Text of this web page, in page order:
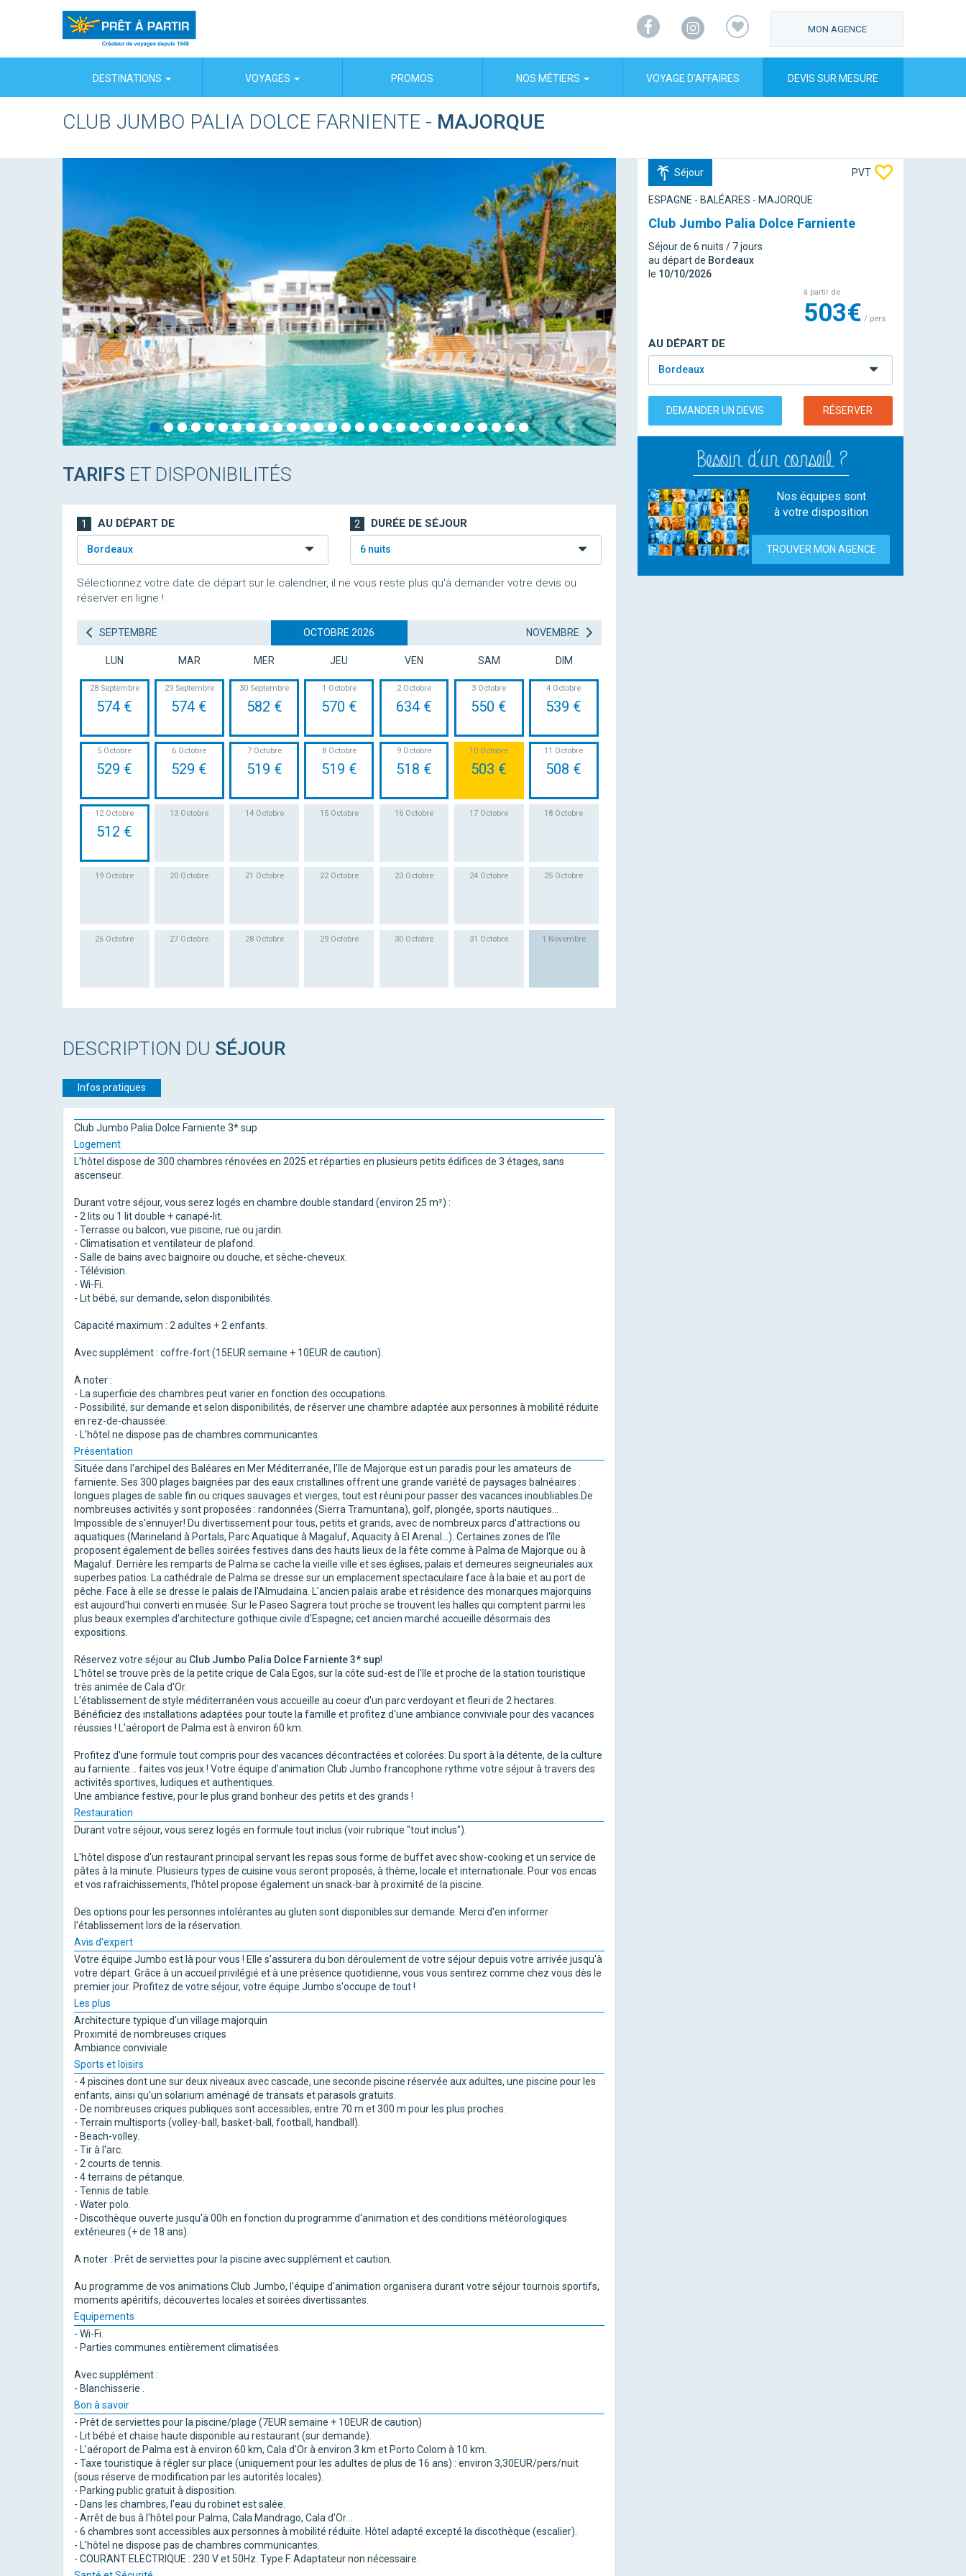
Facebook
Instagram
MON AGENCE
DESTINATIONS VOYAGES PROMOS NOS MÉTIERS VOYAGE D’AFFAIRES DEVIS SUR MESURE
CLUB JUMBO PALIA DOLCE FARNIENTE - MAJORQUE
Séjour PVT
ESPAGNE - BALÉARES - MAJORQUE
Club Jumbo Palia Dolce Farniente
Séjour de 6 nuits / 7 jours
au départ de Bordeaux
le 10/10/2026
à partir de
503€ / pers
AU DÉPART DE
Bordeaux
DEMANDER UN DEVIS RÉSERVER
Nos équipes sont
à votre disposition
TROUVER MON AGENCE
TARIFS ET DISPONIBILITÉS
1 AU DÉPART DE
Bordeaux
2 DURÉE DE SÉJOUR
6 nuits
Sélectionnez votre date de départ sur le calendrier, il ne vous reste plus qu'à demander votre devis ou
réserver en ligne !
SEPTEMBRE OCTOBRE 2026 NOVEMBRE
LUN MAR MER JEU VEN SAM DIM
28 Septembre
574 €
29 Septembre
574 €
30 Septembre
582 €
1 Octobre
570 €
2 Octobre
634 €
3 Octobre
550 €
4 Octobre
539 €
5 Octobre
529 €
6 Octobre
529 €
7 Octobre
519 €
8 Octobre
519 €
9 Octobre
518 €
10 Octobre
503 €
11 Octobre
508 €
12 Octobre
512 €
13 Octobre 14 Octobre 15 Octobre 16 Octobre 17 Octobre 18 Octobre
19 Octobre 20 Octobre 21 Octobre 22 Octobre 23 Octobre 24 Octobre 25 Octobre
26 Octobre 27 Octobre 28 Octobre 29 Octobre 30 Octobre 31 Octobre 1 Novembre
DESCRIPTION DU SÉJOUR
Infos pratiques
Club Jumbo Palia Dolce Farniente 3* sup
Logement
L'hôtel dispose de 300 chambres rénovées en 2025 et réparties en plusieurs petits édifices de 3 étages, sans
ascenseur.
Durant votre séjour, vous serez logés en chambre double standard (environ 25 m²) :
- 2 lits ou 1 lit double + canapé-lit.
- Terrasse ou balcon, vue piscine, rue ou jardin.
- Climatisation et ventilateur de plafond.
- Salle de bains avec baignoire ou douche, et sèche-cheveux.
- Télévision.
- Wi-Fi.
- Lit bébé, sur demande, selon disponibilités.
Capacité maximum : 2 adultes + 2 enfants.
Avec supplément : coffre-fort (15EUR semaine + 10EUR de caution).
A noter :
- La superficie des chambres peut varier en fonction des occupations.
- Possibilité, sur demande et selon disponibilités, de réserver une chambre adaptée aux personnes à mobilité réduite
en rez-de-chaussée.
- L'hôtel ne dispose pas de chambres communicantes.
Présentation
Située dans l'archipel des Baléares en Mer Méditerranée, l'île de Majorque est un paradis pour les amateurs de
farniente. Ses 300 plages baignées par des eaux cristallines offrent une grande variété de paysages balnéaires :
longues plages de sable fin ou criques sauvages et vierges, tout est réuni pour passer des vacances inoubliables.De
nombreuses activités y sont proposées : randonnées (Sierra Tramuntana), golf, plongée, sports nautiques...
Impossible de s'ennuyer! Du divertissement pour tous, petits et grands, avec de nombreux parcs d'attractions ou
aquatiques (Marineland à Portals, Parc Aquatique à Magaluf, Aquacity à El Arenal...). Certaines zones de l'île
proposent également de belles soirées festives dans des hauts lieux de la fête comme à Palma de Majorque ou à
Magaluf. Derrière les remparts de Palma se cache la vieille ville et ses églises, palais et demeures seigneuriales aux
superbes patios. La cathédrale de Palma se dresse sur un emplacement spectaculaire face à la baie et au port de
pêche. Face à elle se dresse le palais de l'Almudaina. L'ancien palais arabe et résidence des monarques majorquins
est aujourd'hui converti en musée. Sur le Paseo Sagrera tout proche se trouvent les halles qui comptent parmi les
plus beaux exemples d'architecture gothique civile d'Espagne; cet ancien marché accueille désormais des
expositions.
Réservez votre séjour au Club Jumbo Palia Dolce Farniente 3* sup!
L'hôtel se trouve près de la petite crique de Cala Egos, sur la côte sud-est de l'île et proche de la station touristique
très animée de Cala d'Or.
L'établissement de style méditerranéen vous accueille au coeur d'un parc verdoyant et fleuri de 2 hectares.
Bénéficiez des installations adaptées pour toute la famille et profitez d'une ambiance conviviale pour des vacances
réussies ! L'aéroport de Palma est à environ 60 km.
Profitez d'une formule tout compris pour des vacances décontractées et colorées. Du sport à la détente, de la culture
au farniente... faites vos jeux ! Votre équipe d'animation Club Jumbo francophone rythme votre séjour à travers des
activités sportives, ludiques et authentiques.
Une ambiance festive, pour le plus grand bonheur des petits et des grands !
Restauration
Durant votre séjour, vous serez logés en formule tout inclus (voir rubrique "tout inclus").
L'hôtel dispose d'un restaurant principal servant les repas sous forme de buffet avec show-cooking et un service de
pâtes à la minute. Plusieurs types de cuisine vous seront proposés, à thème, locale et internationale. Pour vos encas
et vos rafraichissements, l'hôtel propose également un snack-bar à proximité de la piscine.
Des options pour les personnes intolérantes au gluten sont disponibles sur demande. Merci d'en informer
l'établissement lors de la réservation.
Avis d'expert
Votre équipe Jumbo est là pour vous ! Elle s'assurera du bon déroulement de votre séjour depuis votre arrivée jusqu'à
votre départ. Grâce à un accueil privilégié et à une présence quotidienne, vous vous sentirez comme chez vous dès le
premier jour. Profitez de votre séjour, votre équipe Jumbo s'occupe de tout !
Les plus
Architecture typique d'un village majorquin
Proximité de nombreuses criques
Ambiance conviviale
Sports et loisirs
- 4 piscines dont une sur deux niveaux avec cascade, une seconde piscine réservée aux adultes, une piscine pour les
enfants, ainsi qu'un solarium aménagé de transats et parasols gratuits.
- De nombreuses criques publiques sont accessibles, entre 70 m et 300 m pour les plus proches.
- Terrain multisports (volley-ball, basket-ball, football, handball).
- Beach-volley.
- Tir à l'arc.
- 2 courts de tennis.
- 4 terrains de pétanque.
- Tennis de table.
- Water polo.
- Discothèque ouverte jusqu'à 00h en fonction du programme d'animation et des conditions météorologiques
extérieures (+ de 18 ans).
A noter : Prêt de serviettes pour la piscine avec supplément et caution.
Au programme de vos animations Club Jumbo, l'équipe d'animation organisera durant votre séjour tournois sportifs,
moments apéritifs, découvertes locales et soirées divertissantes.
Equipements
- Wi-Fi.
- Parties communes entièrement climatisées.
Avec supplément :
- Blanchisserie .
Bon à savoir
- Prêt de serviettes pour la piscine/plage (7EUR semaine + 10EUR de caution)
- Lit bébé et chaise haute disponible au restaurant (sur demande).
- L'aéroport de Palma est à environ 60 km, Cala d'Or à environ 3 km et Porto Colom à 10 km.
- Taxe touristique à régler sur place (uniquement pour les adultes de plus de 16 ans) : environ 3,30EUR/pers/nuit
(sous réserve de modification par les autorités locales).
- Parking public gratuit à disposition.
- Dans les chambres, l'eau du robinet est salée.
- Arrêt de bus à l'hôtel pour Palma, Cala Mandrago, Cala d'Or...
- 6 chambres sont accessibles aux personnes à mobilité réduite. Hôtel adapté excepté la discothèque (escalier).
- L'hôtel ne dispose pas de chambres communicantes.
- COURANT ELECTRIQUE : 230 V et 50Hz. Type F. Adaptateur non nécessaire.